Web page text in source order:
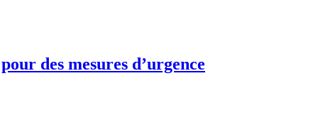
des mesures d’urgence